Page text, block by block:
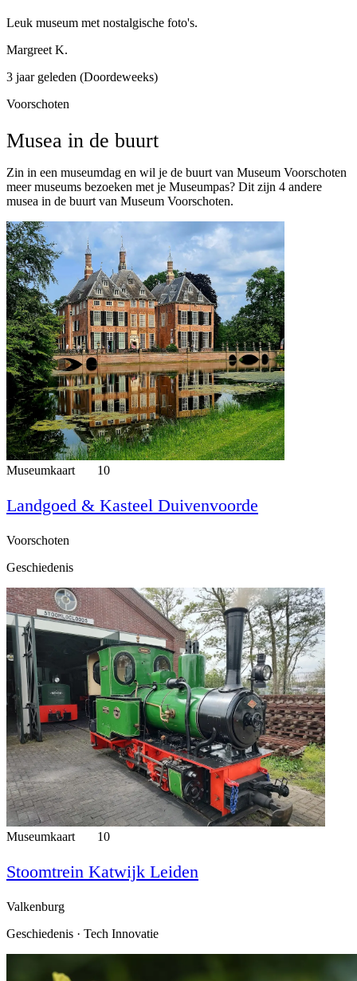
Leuk museum met nostalgische foto's.
Margreet K.
3 jaar geleden (Doordeweeks)
Voorschoten
Musea in de buurt
Zin in een museumdag en wil je de buurt van Museum Voorschoten
meer museums bezoeken met je Museumpas? Dit zijn 4 andere
musea in de buurt van Museum Voorschoten.
Museumkaart 10
Landgoed & Kasteel Duivenvoorde
Voorschoten
Geschiedenis
Museumkaart 10
Stoomtrein Katwijk Leiden
Valkenburg
Geschiedenis · Tech Innovatie